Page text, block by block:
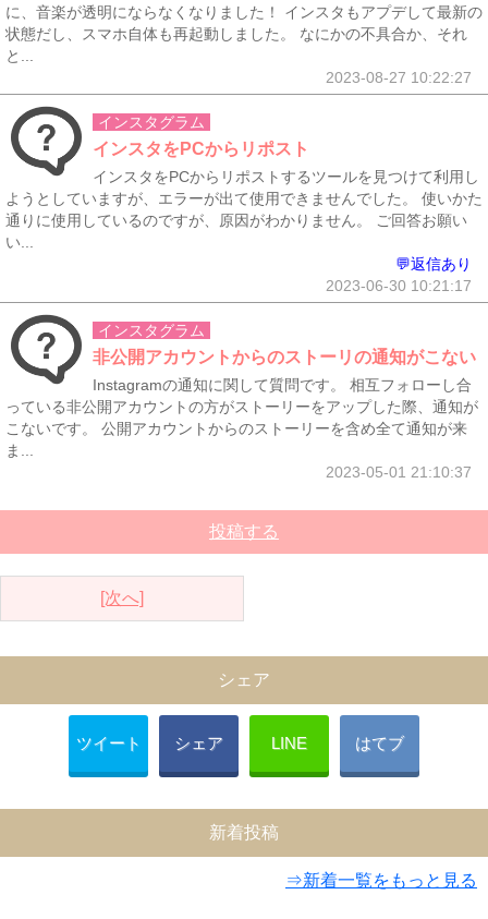
に、音楽が透明にならなくなりました！ インスタもアプデして最新の
状態だし、スマホ自体も再起動しました。 なにかの不具合か、それ
と...
2023-08-27 10:22:27
インスタグラム
インスタをPCからリポスト
インスタをPCからリポストするツールを見つけて利用し
ようとしていますが、エラーが出て使用できませんでした。 使いかた
通りに使用しているのですが、原因がわかりません。 ご回答お願い
い...
💬返信あり
2023-06-30 10:21:17
インスタグラム
非公開アカウントからのストーリの通知がこない
Instagramの通知に関して質問です。 相互フォローし合
っている非公開アカウントの方がストーリーをアップした際、通知が
こないです。 公開アカウントからのストーリーを含め全て通知が来
ま...
2023-05-01 21:10:37
投稿する
[次へ]
シェア
ツイート シェア LINE はてブ
新着投稿
⇒新着一覧をもっと見る